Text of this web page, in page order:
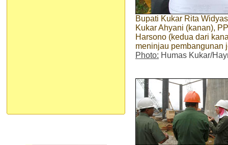
Bupati Kukar Rita
Kukar Ahyani (kanan),
Harsono (kedua dari
meninjau pembangunan
Photo: Humas Kukar/